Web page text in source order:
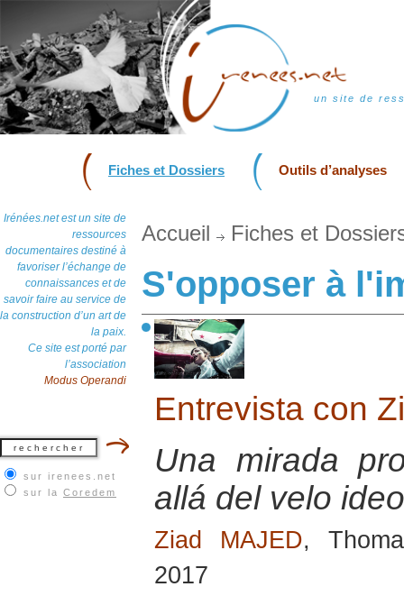
un site de
Fiches et Dossiers Outils d’analyses
Irénées.net est un site de
ressources
documentaires destiné à
favoriser l’échange de
connaissances et de
savoir faire au service de
la construction d’un art de
la paix.
Ce site est porté par
l’association
Modus Operandi
sur irenees.net
sur la Coredem
Accueil Fiches et
S'opposer à
Entrevista con
Una mirada
allá del velo
Ziad MAJED,
2017